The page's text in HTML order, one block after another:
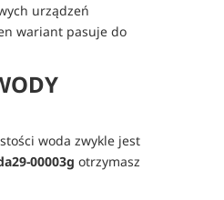
urządzeń
wariant pasuje do
woda zwykle jest
00003g otrzymasz